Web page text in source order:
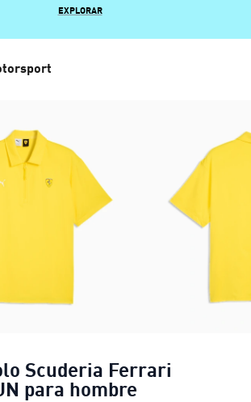
EXPLORAR
Scuderia Ferrari
para hombre